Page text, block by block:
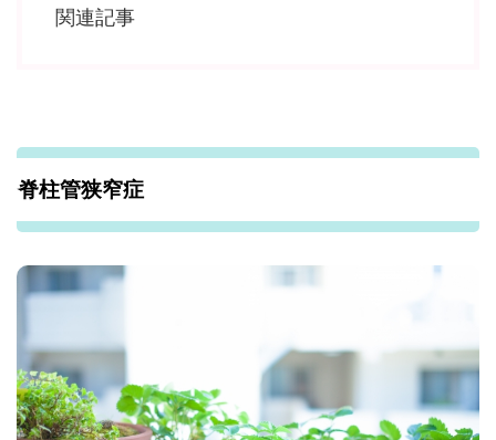
関連記事
脊柱管狭窄症